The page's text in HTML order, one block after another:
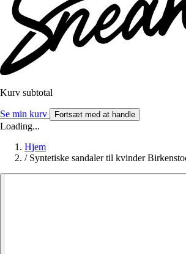
Kurv subtotal
Se min kurv Fortsæt med at handle
Loading...
Hjem
/ Syntetiske sandaler til kvinder